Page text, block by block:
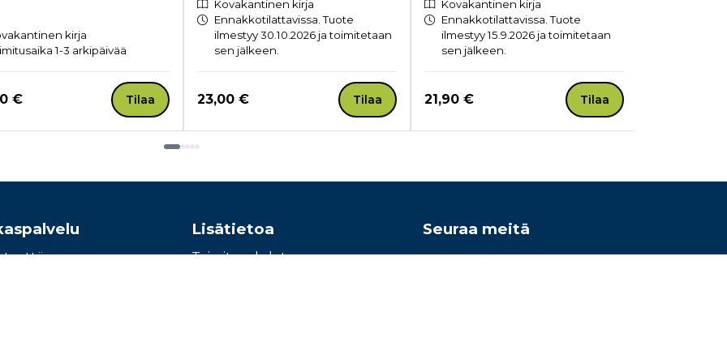
kirja
1-3 arkipäivää
nyt
€ Tilaa
Kovakantinen kirja
Ennakkotilattavissa. Tuote
ilmestyy 30.10.2026 ja toimitetaan
sen jälkeen.
Hinta nyt
23,00 € Tilaa
Kovakantinen kirja
Ennakkotilattavissa. Tuote
ilmestyy 15.9.2026 ja toimitetaan
sen jälkeen.
Hinta nyt
21,90 € Tilaa
Lisätietoa
Toimitusehdot
Seuraa meitä